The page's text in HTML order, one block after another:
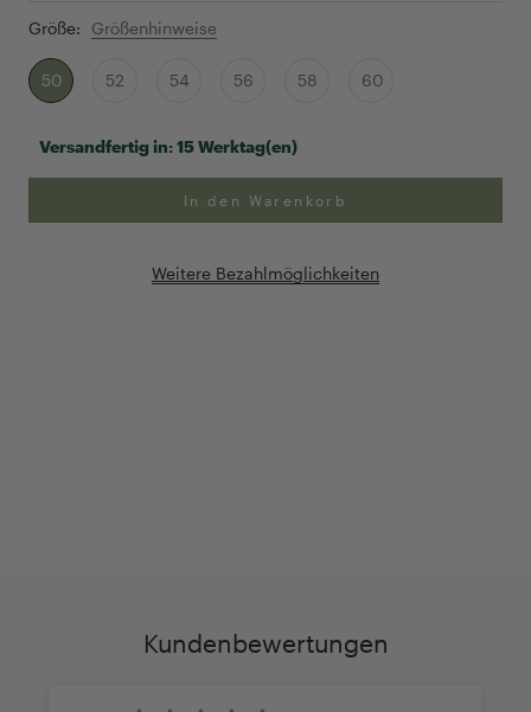
Größe: Größenhinweise
50 52 54 56 58 60
Versandfertig in:15 Werktag(en)
In den Warenkorb
Weitere Bezahlmöglichkeiten
Kundenbewertungen